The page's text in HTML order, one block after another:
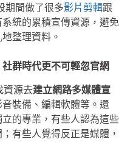
期間做了很多影片剪輯跟
統的累積宣傳資源，避免
整理資料。
群時代更不可輕忽官網
資源去建立網路多媒體宣
裝備、編輯軟體等。還
的專業，有些人認為這些
有些人覺得反正是媒體，